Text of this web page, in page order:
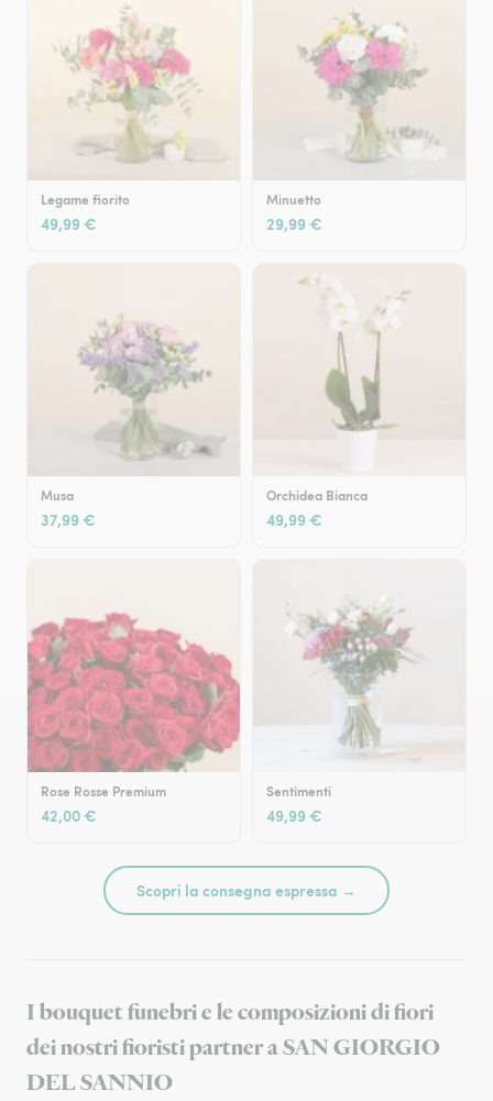
Legame fiorito
49,99 €
Minuetto
29,99 €
Musa
37,99 €
Orchidea Bianca
49,99 €
Rose Rosse Premium
42,00 €
Sentimenti
49,99 €
Scopri la consegna espressa →
I bouquet funebri e le composizioni di fiori
dei nostri fioristi partner a SAN GIORGIO
DEL SANNIO